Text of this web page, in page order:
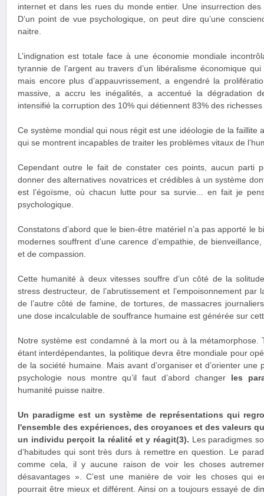
internet et dans les rues du monde entier. Une insurrection
D’un point de vue psychologique, on peut dire qu’une
naitre.
L’indignation est totale face à une économie mondiale
tyrannie de l’argent au travers d’un libéralisme économique
mais encore plus d’appauvrissement, a engendré la
massive, a accru les inégalités, a accentué la dégradation
intensifié la corruption des 10% qui détiennent 83% des
Ce système mondial qui nous régit est une idéologie de la faillite
qui se montrent incapables de traiter les problèmes vitaux de
Cependant outre le fait de constater ces points, aucun parti
donner des alternatives novatrices et crédibles à un système
est l’égoïsme, où chacun lutte pour sa survie... en fait je
psychologique.
Constatons d’abord que le bien-être matériel n’a pas apporté le
modernes souffrent d’une carence d’empathie, de
et de compassion.
Cette humanité à deux vitesses souffre d’un côté de la
stress destructeur, de l’abrutissement et l’empoisonnement
de l’autre côté de famine, de tortures, de massacres
une dose incalculable de souffrance humaine est générée sur
Notre système est condamné à la mort ou à la métamorphose.
étant interdépendantes, la politique devra être mondiale pour
de la société humaine. Mais avant d’organiser et d’orienter une
psychologie nous montre qu’il faut d’abord changer les
humanité puisse naitre.
Un paradigme est un système de représentations qui
l'ensemble des expériences, des croyances et des valeurs
un individu perçoit la réalité et y réagit(3). Les paradigmes
d’habitudes qui sont très durs à remettre en question. Le
comme cela, il y aucune raison de voir les choses
désavantages ». C’est une manière de voir les choses qui
pourrait être mieux et différent. Ainsi on a toujours essayé de